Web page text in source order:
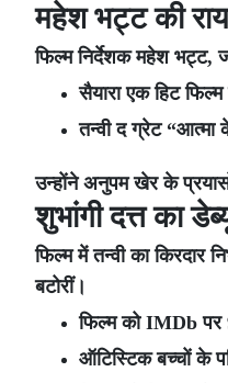
महेश भट्ट की
फिल्म निर्देशक महेश भट्ट,
सैयारा एक हिट
तन्वी द ग्रेट
उन्होंने अनुपम खेर के
शुभांगी दत्त का
फिल्म में तन्वी का
बटोरीं।
फिल्म को IMDb पर
ऑटिस्टिक बच्चों के